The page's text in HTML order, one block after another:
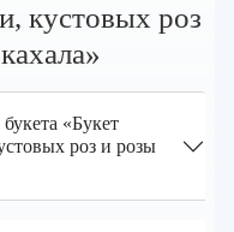
кустовых роз
«Букет
роз и розы